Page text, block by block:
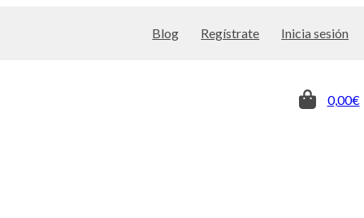
Blog Regístrate Inicia sesión
0,00€